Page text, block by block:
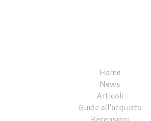
Home
News
Articoli
Guide all'acquisto